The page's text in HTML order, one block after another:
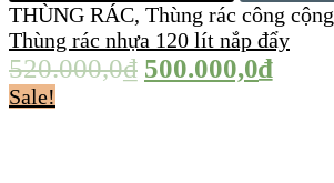
THÙNG RÁC, Thùng rác công cộng
Thùng rác nhựa 120 lít nắp đẩy
520.000,0₫ 500.000,0₫
Sale!